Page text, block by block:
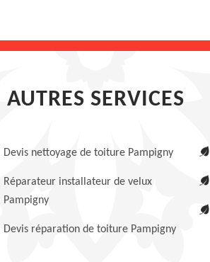
AUTRES SERVICES
Devis nettoyage de toiture Pampigny
Réparateur installateur de velux
Pampigny
Devis réparation de toiture Pampigny